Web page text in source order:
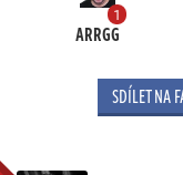
1
ARRGG
SDÍLET NA